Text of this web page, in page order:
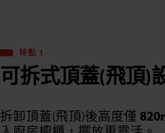
特點 1
可拆式頂蓋(飛頂)
拆卸頂蓋(飛頂)後高度僅